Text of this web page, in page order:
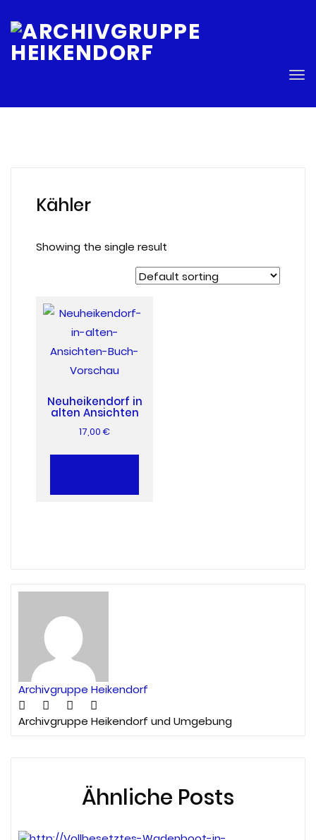
Kähler
Showing the single result
Neuheikendorf in
alten Ansichten
17,00€
Archivgruppe Heikendorf
Archivgruppe Heikendorf und Umgebung
Ähnliche Posts